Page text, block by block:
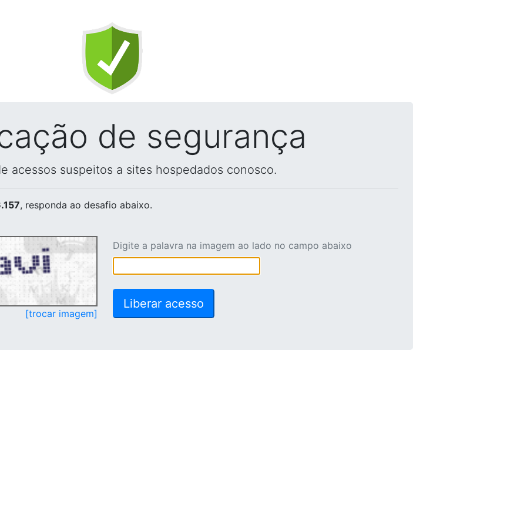
de segurança
acessos suspeitos a sites hospedados conosco.
, responda ao desafio abaixo.
[trocar imagem]
Digite a palavra na imagem ao lado no campo abaixo